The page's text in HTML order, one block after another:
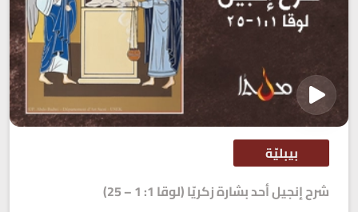
بيبليّة
شرح إنجيل أحد بشارة زكريّا (لوقا 1: 1 – 25)